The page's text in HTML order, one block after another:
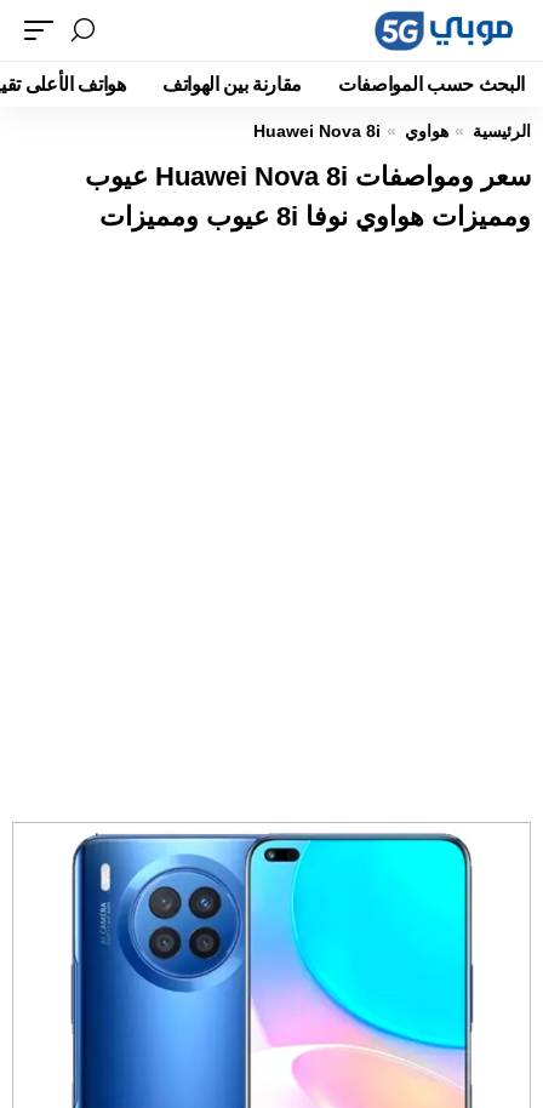
البحث حسب المواصفات مقارنة بين الهواتف هواتف الأعلى
الرئيسية هواوي Huawei Nova 8i
سعر ومواصفات Huawei Nova 8i عيوب
ومميزات هواوي نوفا 8i عيوب ومميزات